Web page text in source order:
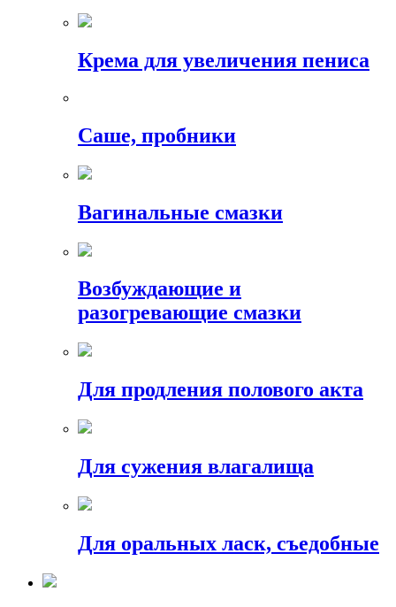
Крема для увеличения пениса
Саше, пробники
Вагинальные смазки
Возбуждающие и
разогревающие смазки
Для продления полового акта
Для сужения влагалища
Для оральных ласк, съедобные